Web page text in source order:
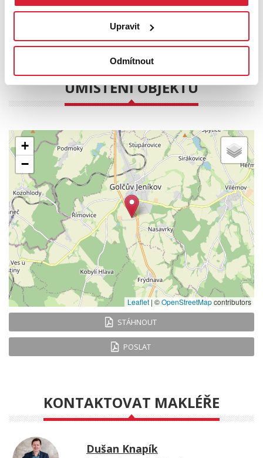
Upravit
Odmítnout
UMÍSTĚNÍ OBJEKTU
+
−
Leaflet | ©OpenStreetMapcontributors
STÁHNOUT
POSLAT
KONTAKTOVAT MAKLÉŘE
Dušan Knapík